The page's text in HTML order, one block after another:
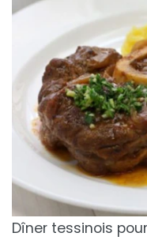
Dîner tessinois